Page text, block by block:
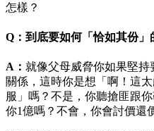
怎樣？
Q：到底要如何「恰如其份」
A ： 就像父母威脅你如果堅
關係，這時你是想「啊！這
服」嗎？不是，你聽搶匪跟
你1億嗎？不會，你會討價還